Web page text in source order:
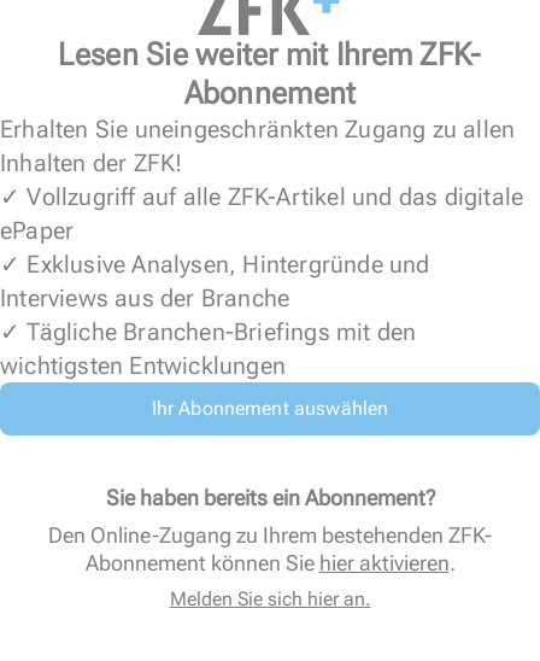
Lesen Sie weiter mit Ihrem ZFK-
Abonnement
Erhalten Sie uneingeschränkten Zugang zu allen
Inhalten der ZFK!
✓ Vollzugriff auf alle ZFK-Artikel und das digitale
ePaper
✓ Exklusive Analysen, Hintergründe und
Interviews aus der Branche
✓ Tägliche Branchen-Briefings mit den
wichtigsten Entwicklungen
Ihr Abonnement auswählen
Sie haben bereits ein Abonnement?
Den Online-Zugang zu Ihrem bestehenden ZFK-
Abonnement können Sie hier aktivieren.
Melden Sie sich hier an.